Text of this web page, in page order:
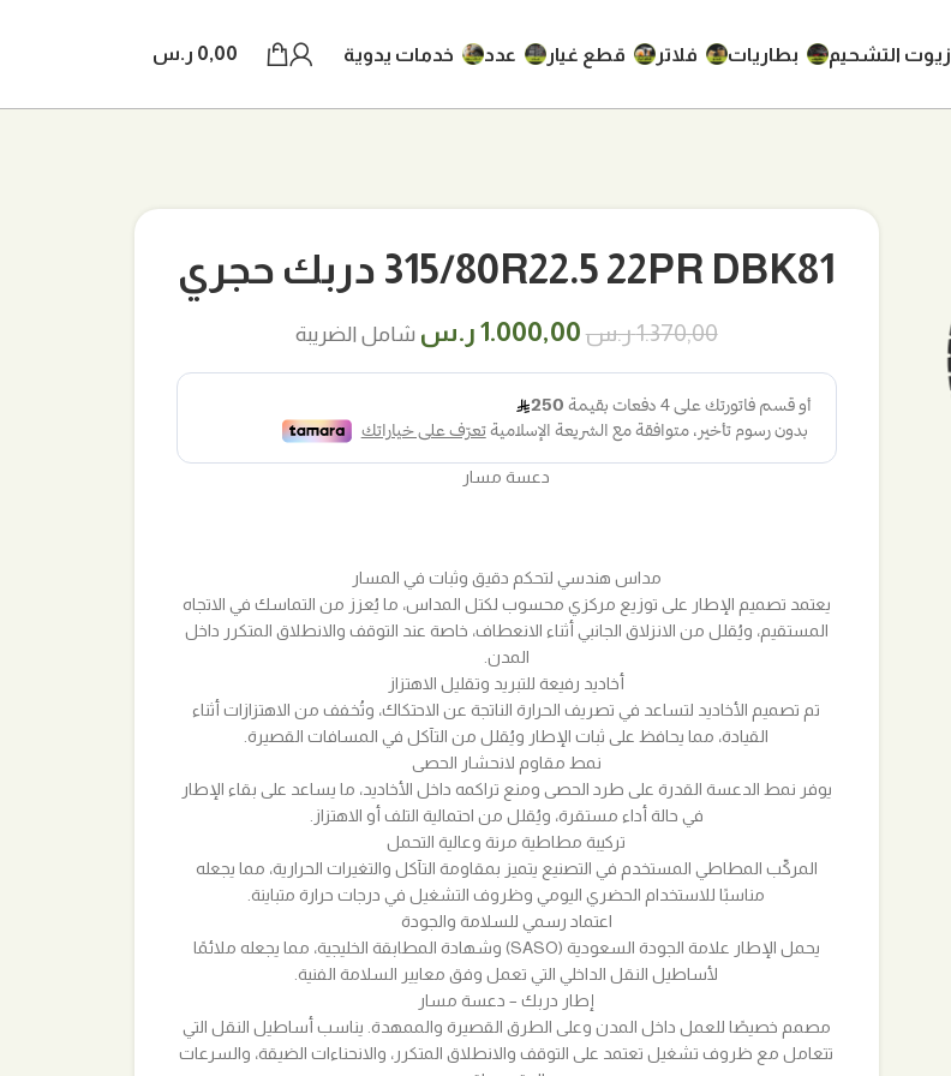
زيوت التشحيم بطاريات فلاتر قطع غيار عدد خدمات يدوية 0,00 ر.س
315/80R22.5 22PR DBK81 دربك حجري
1.370,00ر.س السعر
هو:
1.370,00 ر.س.
1.000,00 ر.س السعر
1.000,00 ر.س.
شامل الضريبة
دعسة مسار
مداس هندسي لتحكم دقيق وثبات في المسار
يعتمد تصميم الإطار على توزيع مركزي محسوب لكتل المداس، ما يُعزز من التماسك في الاتجاه
المستقيم، ويُقلل من الانزلاق الجانبي أثناء الانعطاف، خاصة عند التوقف والانطلاق المتكرر داخل
المدن.
أخاديد رفيعة للتبريد وتقليل الاهتزاز
تم تصميم الأخاديد لتساعد في تصريف الحرارة الناتجة عن الاحتكاك، وتُخفف من الاهتزازات أثناء
القيادة، مما يحافظ على ثبات الإطار ويُقلل من التآكل في المسافات القصيرة.
نمط مقاوم لانحشار الحصى
يوفر نمط الدعسة القدرة على طرد الحصى ومنع تراكمه داخل الأخاديد، ما يساعد على بقاء الإطار
في حالة أداء مستقرة، ويُقلل من احتمالية التلف أو الاهتزاز.
تركيبة مطاطية مرنة وعالية التحمل
المركّب المطاطي المستخدم في التصنيع يتميز بمقاومة التآكل والتغيرات الحرارية، مما يجعله
مناسبًا للاستخدام الحضري اليومي وظروف التشغيل في درجات حرارة متباينة.
اعتماد رسمي للسلامة والجودة
يحمل الإطار علامة الجودة السعودية (SASO) وشهادة المطابقة الخليجية، مما يجعله ملائمًا
لأساطيل النقل الداخلي التي تعمل وفق معايير السلامة الفنية.
إطار دربك – دعسة مسار
مصمم خصيصًا للعمل داخل المدن وعلى الطرق القصيرة والممهدة. يناسب أساطيل النقل التي
تتعامل مع ظروف تشغيل تعتمد على التوقف والانطلاق المتكرر، والانحناءات الضيقة، والسرعات